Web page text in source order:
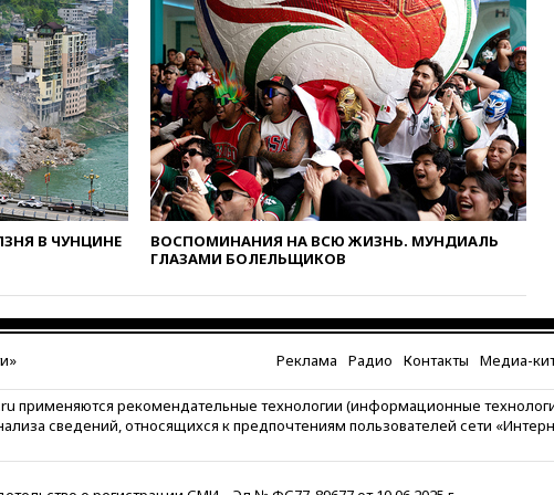
огня США и Ирана
вчера, 22:15Три человека
получили ножевые ранения
при нападении в Чехии
вчера, 22:00Путин поручил
выделить средства на новые
РЛС для Белгородской
области
вчера, 21:56The Atlantic: Маск
отказал Украине в
использовании Starlink для
вчера, 21:35После пожара на
складе в Брянске возбудили
уголовное дело
вчера, 21:26Лидеры сборной
РФ по гимнастике получили
официальный отказ в визах от
В ЧУНЦИНЕ
ВОСПОМИНАНИЯ НА ВСЮ ЖИЗНЬ. МУНДИАЛЬ
ГЛАЗАМИ БОЛЕЛЬЩИКОВ
Реклама Радио Контакты Медиа-
применяются рекомендательные технологии (информационные
сведений, относящихся к предпочтениям пользователей сети